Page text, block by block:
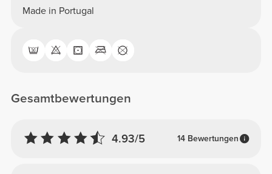
Made in Portugal
Gesamtbewertungen
4.93/5 14 Bewertungen